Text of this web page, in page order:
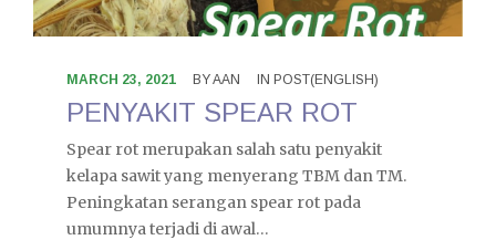
MARCH 23, 2021 BYAAN IN POST(ENGLISH)
PENYAKIT SPEAR ROT
Spear rot merupakan salah satu penyakit
kelapa sawit yang menyerang TBM dan TM.
Peningkatan serangan spear rot pada
umumnya terjadi di awal…